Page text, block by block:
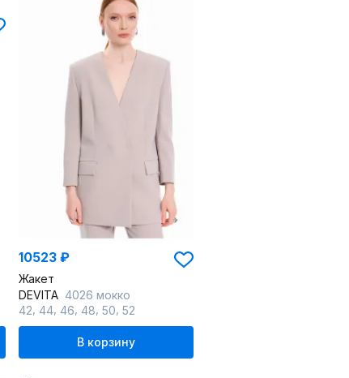
10523 ₽
Жакет
DEVITA 4026 мокко
42 44 46 48 50 52
В корзину